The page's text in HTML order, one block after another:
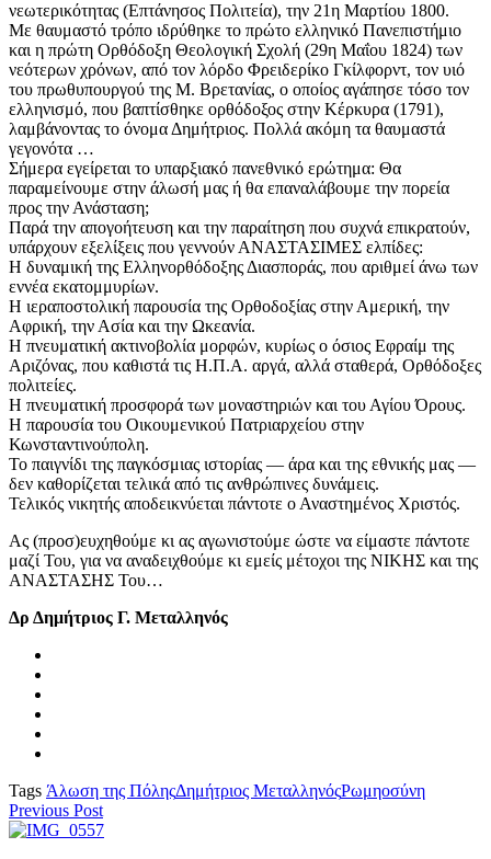
νεωτερικότητας (Επτάνησος Πολιτεία), την 21η Μαρτίου 1800.
Με θαυμαστό τρόπο ιδρύθηκε το πρώτο ελληνικό Πανεπιστήμιο
και η πρώτη Ορθόδοξη Θεολογική Σχολή (29η Μαΐου 1824) των
νεότερων χρόνων, από τον λόρδο Φρειδερίκο Γκίλφορντ, τον υιό
του πρωθυπουργού της Μ. Βρετανίας, ο οποίος αγάπησε τόσο τον
ελληνισμό, που βαπτίσθηκε ορθόδοξος στην Κέρκυρα (1791),
λαμβάνοντας το όνομα Δημήτριος. Πολλά ακόμη τα θαυμαστά
γεγονότα …
Σήμερα εγείρεται το υπαρξιακό πανεθνικό ερώτημα: Θα
παραμείνουμε στην άλωσή μας ή θα επαναλάβουμε την πορεία
προς την Ανάσταση;
Παρά την απογοήτευση και την παραίτηση που συχνά επικρατούν,
υπάρχουν εξελίξεις που γεννούν ΑΝΑΣΤΑΣΙΜΕΣ ελπίδες:
Η δυναμική της Ελληνορθόδοξης Διασποράς, που αριθμεί άνω των
εννέα εκατομμυρίων.
Η ιεραποστολική παρουσία της Ορθοδοξίας στην Αμερική, την
Αφρική, την Ασία και την Ωκεανία.
Η πνευματική ακτινοβολία μορφών, κυρίως ο όσιος Εφραίμ της
Αριζόνας, που καθιστά τις Η.Π.Α. αργά, αλλά σταθερά, Ορθόδοξες
πολιτείες.
Η πνευματική προσφορά των μοναστηριών και του Αγίου Όρους.
Η παρουσία του Οικουμενικού Πατριαρχείου στην
Κωνσταντινούπολη.
Το παιγνίδι της παγκόσμιας ιστορίας — άρα και της εθνικής μας —
δεν καθορίζεται τελικά από τις ανθρώπινες δυνάμεις.
Τελικός νικητής αποδεικνύεται πάντοτε ο Αναστημένος Χριστός.
Ας (προσ)ευχηθούμε κι ας αγωνιστούμε ώστε να είμαστε πάντοτε
μαζί Του, για να αναδειχθούμε κι εμείς μέτοχοι της ΝΙΚΗΣ και της
ΑΝΑΣΤΑΣΗΣ Του…
Δρ Δημήτριος Γ. Μεταλληνός
Tags Άλωση της ΠόληςΔημήτριος ΜεταλληνόςΡωμηοσύνη
Previous Post